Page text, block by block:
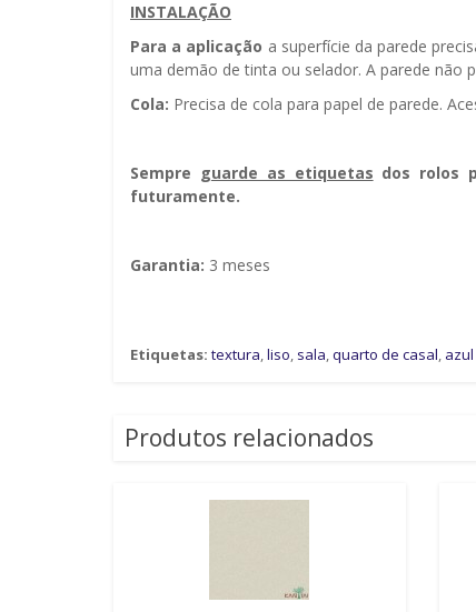
INSTALAÇÃO
Para a aplicação a superfície da parede
uma demão de tinta ou selador. A parede não
Cola: Precisa de cola para papel de parede.
Sempre guarde as etiquetas dos rolos
futuramente.
Garantia: 3 meses
Etiquetas: textura,liso, sala,quarto de casal, azul
Produtos relacionados